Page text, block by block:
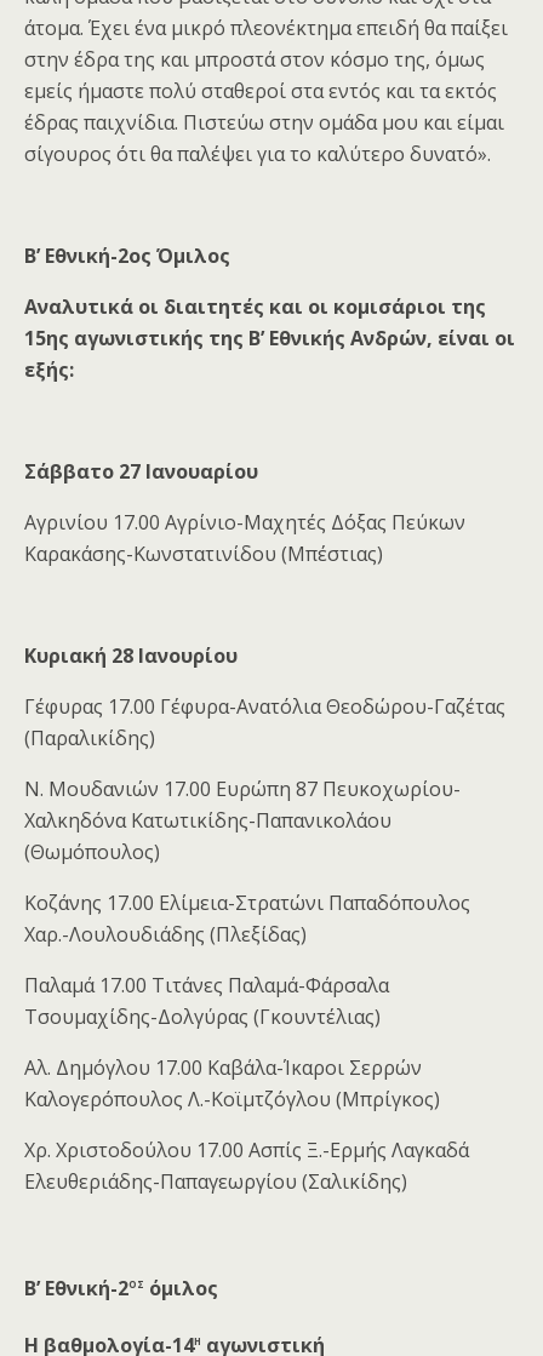
άτομα. Έχει ένα μικρό πλεονέκτημα επειδή θα παίξει
στην έδρα της και μπροστά στον κόσμο της, όμως
εμείς ήμαστε πολύ σταθεροί στα εντός και τα εκτός
έδρας παιχνίδια. Πιστεύω στην ομάδα μου και είμαι
σίγουρος ότι θα παλέψει για το καλύτερο δυνατό».
Β’ Εθνική-2ος Όμιλος
Αναλυτικά οι διαιτητές και οι κομισάριοι της
15ης αγωνιστικής της Β’ Εθνικής Ανδρών, είναι οι
εξής:
Σάββατο 27 Ιανουαρίου
Αγρινίου 17.00 Αγρίνιο-Μαχητές Δόξας Πεύκων
Καρακάσης-Κωνστατινίδου (Μπέστιας)
Κυριακή 28 Ιανουρίου
Γέφυρας 17.00 Γέφυρα-Ανατόλια Θεοδώρου-Γαζέτας
(Παραλικίδης)
Ν. Μουδανιών 17.00 Ευρώπη 87 Πευκοχωρίου-
Χαλκηδόνα Κατωτικίδης-Παπανικολάου
(Θωμόπουλος)
Κοζάνης 17.00 Ελίμεια-Στρατώνι Παπαδόπουλος
Χαρ.-Λουλουδιάδης (Πλεξίδας)
Παλαμά 17.00 Τιτάνες Παλαμά-Φάρσαλα
Τσουμαχίδης-Δολγύρας (Γκουντέλιας)
Αλ. Δημόγλου 17.00 Καβάλα-Ίκαροι Σερρών
Καλογερόπουλος Λ.-Κοϊμτζόγλου (Μπρίγκος)
Χρ. Χριστοδούλου 17.00 Ασπίς Ξ.-Ερμής Λαγκαδά
Ελευθεριάδης-Παπαγεωργίου (Σαλικίδης)
B’ Εθνική-2ος όμιλος
Η βαθμολογία-14η αγωνιστική